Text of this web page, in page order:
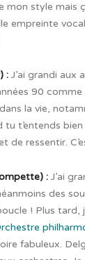
style mais
empreinte
: J’ai grandi aux
90 comme
la vie,
tu t’entends
de ressentir.
: J’ai
des
! Plus tard,
fabuleux.